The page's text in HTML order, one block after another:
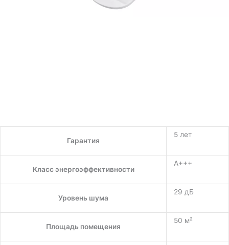
Гарантия
5 лет
Класс энергоэффективности
A+++
Уровень шума
29 дБ
Площадь помещения
50 м²